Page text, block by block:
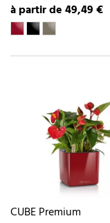
à partir de 49,49 €
CUBE Premium